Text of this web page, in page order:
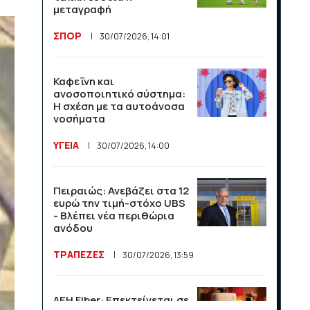
League και το Athens
μεταδόσεις
Μαχητικά F-35
υποδέχθηκαν την εθνική
Βραχνάδα στη φωνή: Πότε
χρειάζεται περαιτέρω
έλεγχο;
ΥΓΕΙΑ 14/07/2026, 13:35
Λογαριασμός ευθύνης για
μεταγραφή
ΣΠΟΡ 30/07/2026, 14:01
Καφεΐνη και
ανοσοποιητικό σύστημα:
Η σχέση με τα αυτοάνοσα
νοσήματα
ΥΓΕΙΑ 30/07/2026, 14:00
Πειραιώς: Ανεβάζει στα 12
ευρώ την τιμή-στόχο UBS
- Βλέπει νέα περιθώρια
ανόδου
ΤΡΑΠΕΖΕΣ 30/07/2026, 13:59
ΔΕΗ Fiber: Επεκτείνεται σε